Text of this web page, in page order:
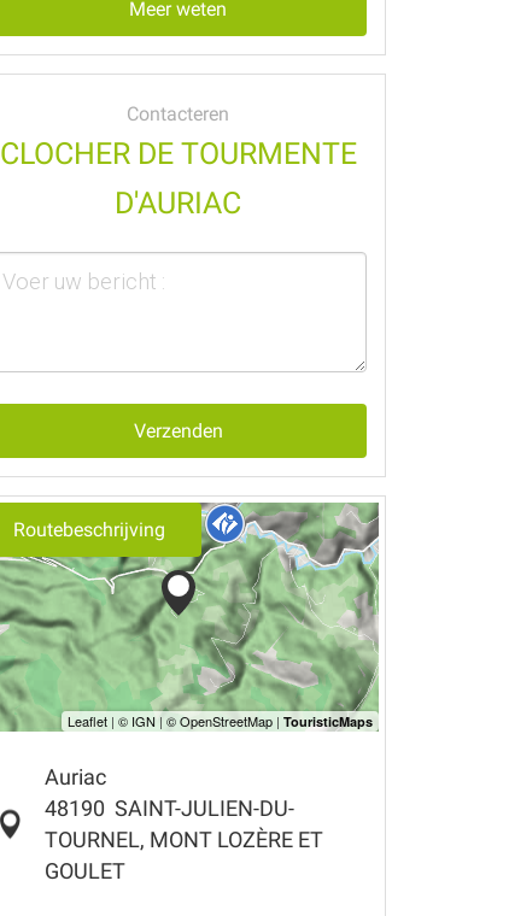
Meer weten
Contacteren
CLOCHER DE TOURMENTE
D'AURIAC
Verzenden
Routebeschrijving
Auriac
48190 SAINT-JULIEN-DU-
TOURNEL, MONT LOZÈRE ET
GOULET